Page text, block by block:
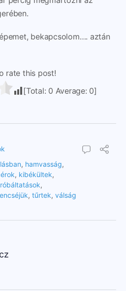
bekapcsolom…. aztán
rate this post!
[Total: 0 Average: 0]
, hamvasság,
, kibékültek,
,
, tűrtek, válság